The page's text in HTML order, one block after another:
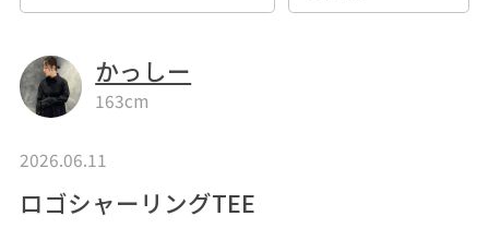
かっしー
163cm
2026.06.11
ロゴシャーリングTEE